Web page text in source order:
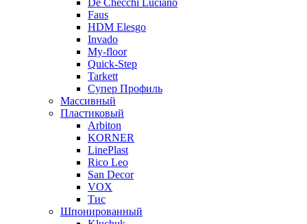
Faus
HDM Elesgo
Invado
My-floor
Quick-Step
Tarkett
Супер Профиль
Массивный
Пластиковый
Arbiton
KORNER
LinePlast
Rico Leo
San Decor
VOX
Тис
Шпонированный